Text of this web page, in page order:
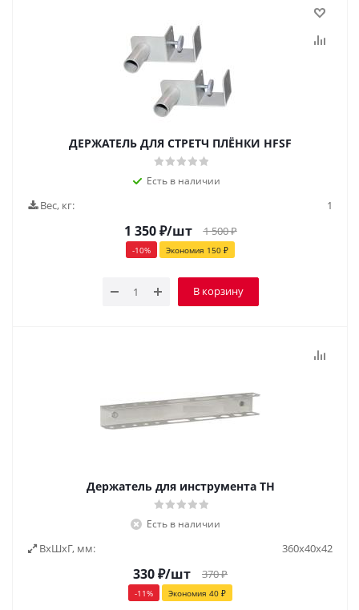
ДЕРЖАТЕЛЬ ДЛЯ СТРЕТЧ ПЛЁНКИ HFSF
Есть в наличии
Вес, кг: 1
1 350₽/шт 1 500₽
-10% Экономия 150 ₽
В корзину
Держатель для инструмента ТН
Есть в наличии
ВxШxГ, мм: 360х40х42
330₽/шт 370₽
-11% Экономия 40 ₽